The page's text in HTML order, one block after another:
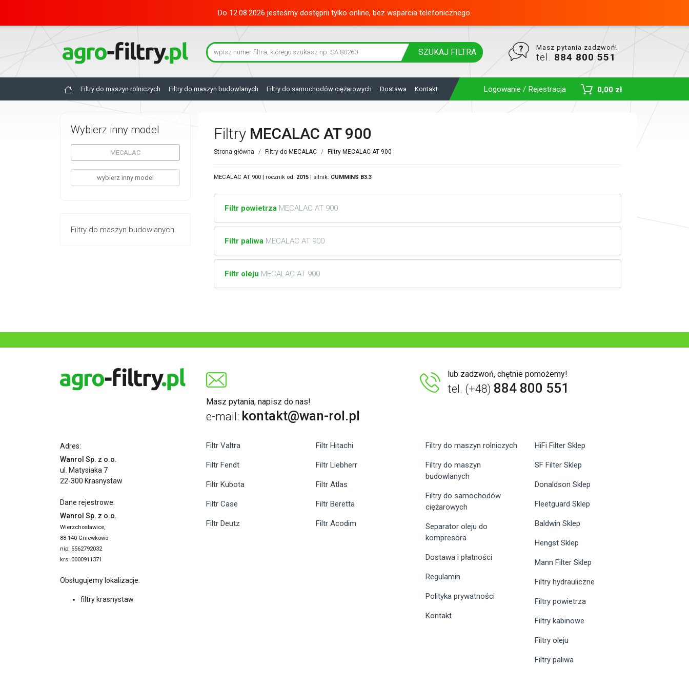
Do 12.08.2026 jesteśmy dostępni tylko online, bez wsparcia telefonicznego.
SZUKAJ FILTRA Masz pytania zadzwoń!
tel. 884 800 551
Filtry do maszyn rolniczych Filtry do maszyn budowlanych Filtry do samochodów ciężarowych Dostawa Kontakt Logowanie / Rejestracja 0,00 zł
Toggle Dropdown
Wybierz inny model
MECALAC
wybierz inny model
Filtry do maszyn budowlanych
Filtry MECALAC AT 900
Strona główna Filtry do MECALAC Filtry MECALAC AT 900
MECALAC AT 900 | rocznik od: 2015 | silnik: CUMMINS B3.3
Filtr powietrza MECALAC AT 900
Filtr paliwa MECALAC AT 900
Filtr oleju MECALAC AT 900
Masz pytania, napisz do nas!
e-mail: kontakt@wan-rol.pl
lub zadzwoń, chętnie pomożemy!
tel. (+48) 884 800 551
Adres:
Wanrol Sp. z o.o.
ul. Matysiaka 7
22-300 Krasnystaw
Dane rejestrowe:
Wanrol Sp. z o.o.
Wierzchosławice,
88-140 Gniewkowo
nip: 5562792032
krs: 0000911371
Obsługujemy lokalizacje:
filtry krasnystaw
Filtr Valtra
Filtr Fendt
Filtr Kubota
Filtr Case
Filtr Deutz
Filtr Hitachi
Filtr Liebherr
Filtr Atlas
Filtr Beretta
Filtr Acodim
Filtry do maszyn rolniczych
Filtry do maszyn
budowlanych
Filtry do samochodów
ciężarowych
Separator oleju do
kompresora
Dostawa i płatności
Regulamin
Polityka prywatności
Kontakt
HiFi Filter Sklep
SF Filter Sklep
Donaldson Sklep
Fleetguard Sklep
Baldwin Sklep
Hengst Sklep
Mann Filter Sklep
Filtry hydrauliczne
Filtry powietrza
Filtry kabinowe
Filtry oleju
Filtry paliwa